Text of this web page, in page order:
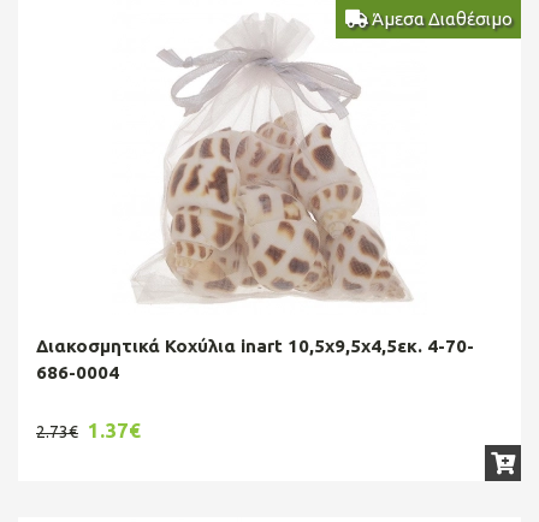
Άμεσα Διαθέσιμο
Διακοσμητικά Κοχύλια inart 10,5x9,5x4,5εκ. 4-70-
686-0004
2.73€ 1.37€